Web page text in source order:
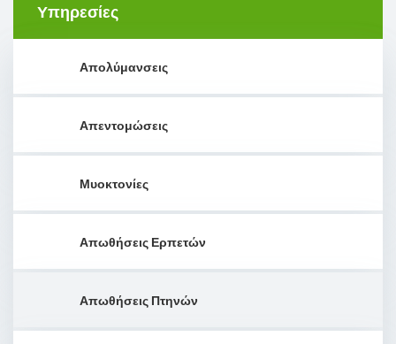
Υπηρεσίες
Απολύμανσεις
Απεντομώσεις
Μυοκτονίες
Απωθήσεις Ερπετών
Απωθήσεις Πτηνών